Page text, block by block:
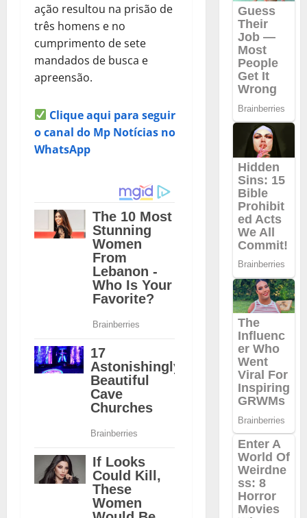
ação resultou na prisão de
três homens e no
cumprimento de sete
mandados de busca e
apreensão.
Clique aqui para seguir
o canal do Mp Notícias no
WhatsApp